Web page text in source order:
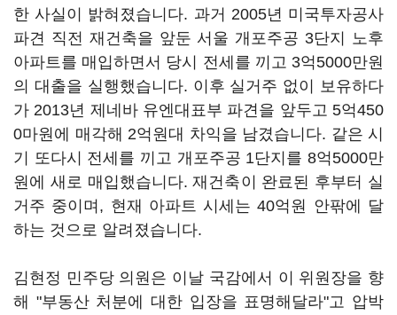
한 사실이 밝혀졌습니다. 과거 2005년 미국투자공사
파견 직전 재건축을 앞둔 서울 개포주공 3단지 노후
아파트를 매입하면서 당시 전세를 끼고 3억5000만원
의 대출을 실행했습니다. 이후 실거주 없이 보유하다
가 2013년 제네바 유엔대표부 파견을 앞두고 5억450
0마원에 매각해 2억원대 차익을 남겼습니다. 같은 시
기 또다시 전세를 끼고 개포주공 1단지를 8억5000만
원에 새로 매입했습니다. 재건축이 완료된 후부터 실
거주 중이며, 현재 아파트 시세는 40억원 안팎에 달
하는 것으로 알려졌습니다.
김현정 민주당 의원은 이날 국감에서 이 위원장을 향
해 "부동산 처분에 대한 입장을 표명해달라"고 압박